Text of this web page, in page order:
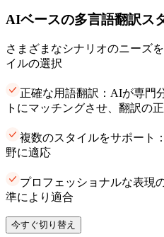
AIベースの多言語翻訳ス
さまざまなシナリオのニーズ
イルの選択
正確な用語翻訳：AIが専門
トにマッチングさせ、翻訳の
複数のスタイルをサポート
野に適応
プロフェッショナルな表現
準により適合
今すぐ切り替え